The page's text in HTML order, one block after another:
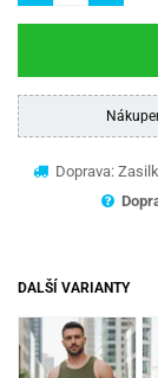
Doprava:
DALŠÍ VARIANTY